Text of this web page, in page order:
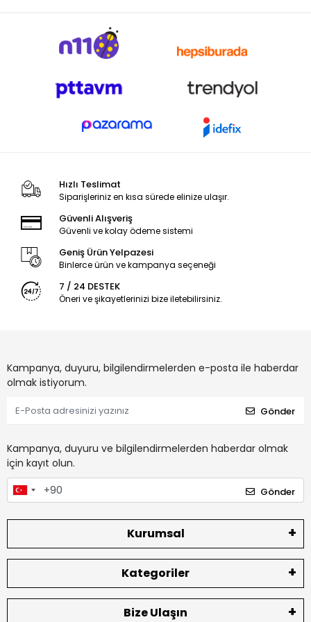
Hızlı Teslimat
Siparişleriniz en kısa sürede elinize ulaşır.
Güvenli Alışveriş
Güvenli ve kolay ödeme sistemi
Geniş Ürün Yelpazesi
Binlerce ürün ve kampanya seçeneği
7 / 24 DESTEK
Öneri ve şikayetlerinizi bize iletebilirsiniz.
Kampanya, duyuru, bilgilendirmelerden e-posta ile haberdar
olmak istiyorum.
Gönder
Kampanya, duyuru ve bilgilendirmelerden haberdar olmak
için kayıt olun.
Gönder
Kurumsal
Kategoriler
Bize Ulaşın